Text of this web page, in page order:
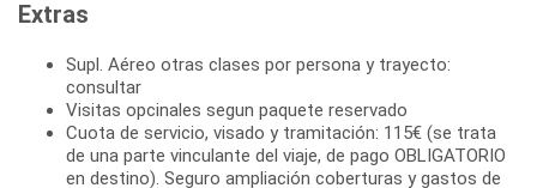
Extras
Supl. Aéreo otras clases por persona y trayecto:
consultar
Visitas opcinales segun paquete reservado
Cuota de servicio, visado y tramitación: 115€ (se trata
de una parte vinculante del viaje, de pago OBLIGATORIO
en destino). Seguro ampliación coberturas y gastos de